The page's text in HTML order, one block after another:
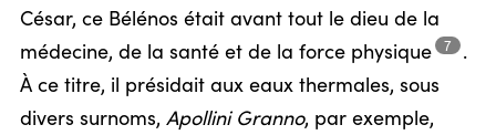
César, ce Bélénos était avant tout le dieu de la
médecine, de la santé et de la force physique 7
.
À ce titre, il présidait aux eaux thermales, sous
divers surnoms, Apollini Granno, par exemple,